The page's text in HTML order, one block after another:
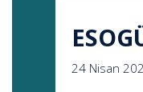
24 Nisan